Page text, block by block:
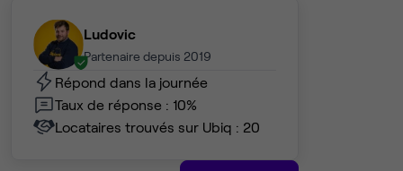
Ludovic
Partenaire depuis 2019
Répond dans la journée
Taux de réponse : 10%
Locataires trouvés sur Ubiq : 20